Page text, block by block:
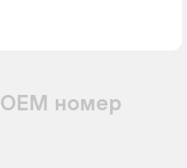
ОЕМ номер